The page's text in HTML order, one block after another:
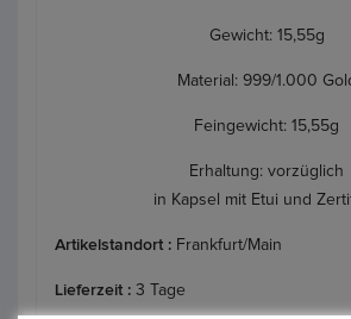
Gewicht: 15,55g
Material: 999/1.000
Feingewicht: 15,55g
Erhaltung: vorzüglich
in Kapsel mit Etui und
Artikelstandort : Frankfurt/Main
Lieferzeit : 3 Tage